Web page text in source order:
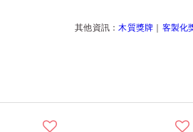
其他資訊：木質獎牌 客製化